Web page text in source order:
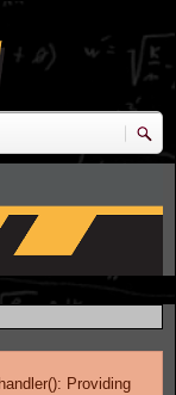
Providing